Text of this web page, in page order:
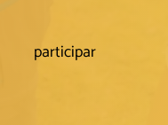
participar